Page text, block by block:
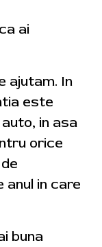
ai
ajutam. In
este
in asa
orice
anul in care
buna